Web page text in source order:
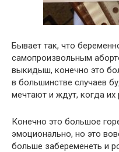
Бывает так, что
самопроизвольным
выкидыш, конечно это
в большинстве случаев
мечтают и ждут, когда их
Конечно это большое
эмоционально, но это
больше забеременеть и